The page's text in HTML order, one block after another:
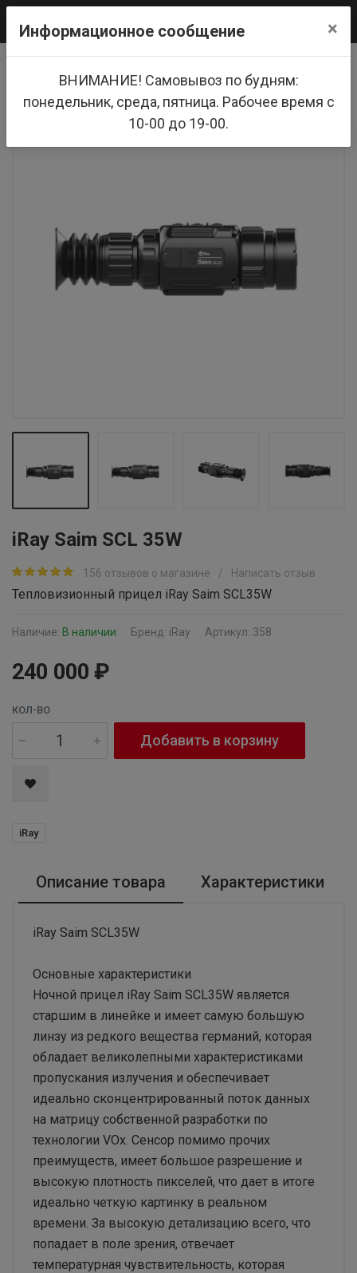
iRay Saim SCL 35W
156 отзывов о магазине / Написать отзыв
Тепловизионный прицел iRay Saim SCL35W
Наличие: В наличии Бренд: iRay Артикул: 358
240 000 ₽
КОЛ-ВО
Добавить в корзину
iRay
Описание товара Характеристики
iRay Saim SCL35W
Основные характеристики
Ночной прицел iRay Saim SCL35W является
старшим в линейке и имеет самую большую
линзу из редкого вещества германий, которая
обладает великолепными характеристиками
пропускания излучения и обеспечивает
идеально сконцентрированный поток данных
на матрицу собственной разработки по
технологии VOx. Сенсор помимо прочих
преимуществ, имеет большое разрешение и
высокую плотность пикселей, что дает в итоге
идеально четкую картинку в реальном
времени. За высокую детализацию всего, что
попадает в поле зрения, отвечает
температурная чувствительность, которая
Информационное сообщение ×
ВНИМАНИЕ! Самовывоз по будням:
понедельник, среда, пятница. Рабочее время с
10-00 до 19-00.